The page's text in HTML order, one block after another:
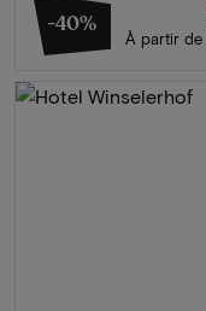
-40%
À partir de